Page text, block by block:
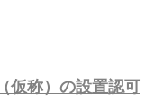
仮称）の設置認可